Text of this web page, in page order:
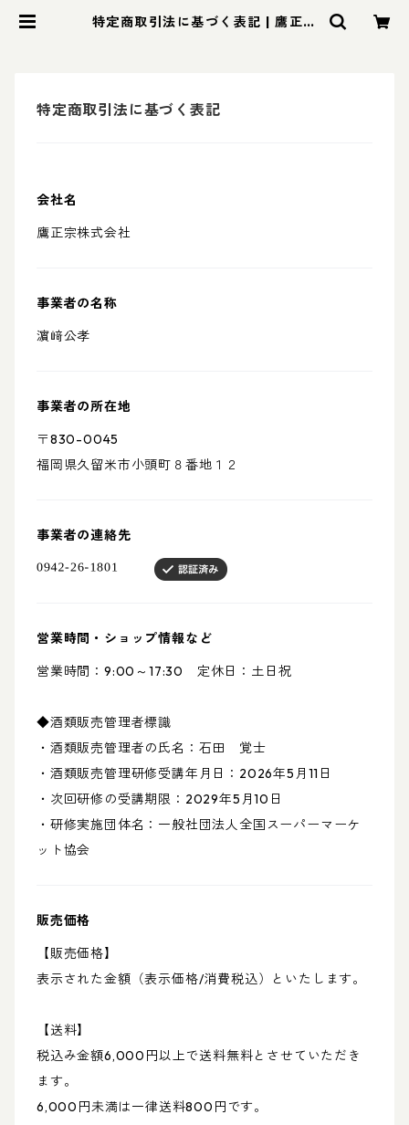
特定商取引法に基づく表記 | 鷹正宗
特定商取引法に基づく表記
会社名
鷹正宗株式会社
事業者の名称
濵﨑公孝
事業者の所在地
〒830-0045
福岡県久留米市小頭町８番地１２
事業者の連絡先
営業時間・ショップ情報など
営業時間：9:00～17:30 定休日：土日祝
◆酒類販売管理者標識
・酒類販売管理者の氏名：石田 覚士
・酒類販売管理研修受講年月日：2026年5月11日
・次回研修の受講期限：2029年5月10日
・研修実施団体名：一般社団法人全国スーパーマーケ
ット協会
販売価格
【販売価格】
表示された金額（表示価格/消費税込）といたします。
【送料】
税込み金額6,000円以上で送料無料とさせていただき
ます。
6,000円未満は一律送料800円です。